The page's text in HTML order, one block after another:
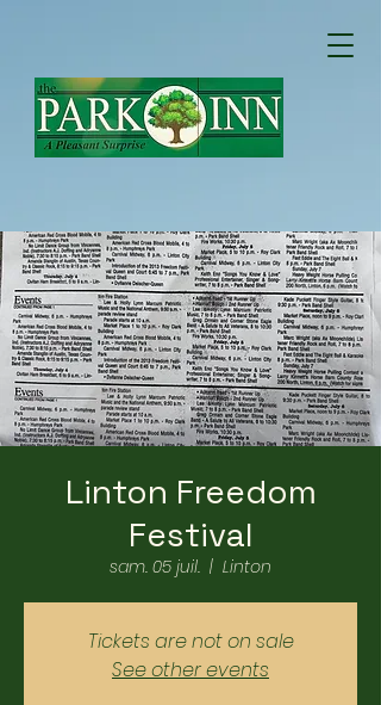
Linton Freedom
Festival
sam. 05 juil.
  |
Linton
Tickets are not on sale
See other events